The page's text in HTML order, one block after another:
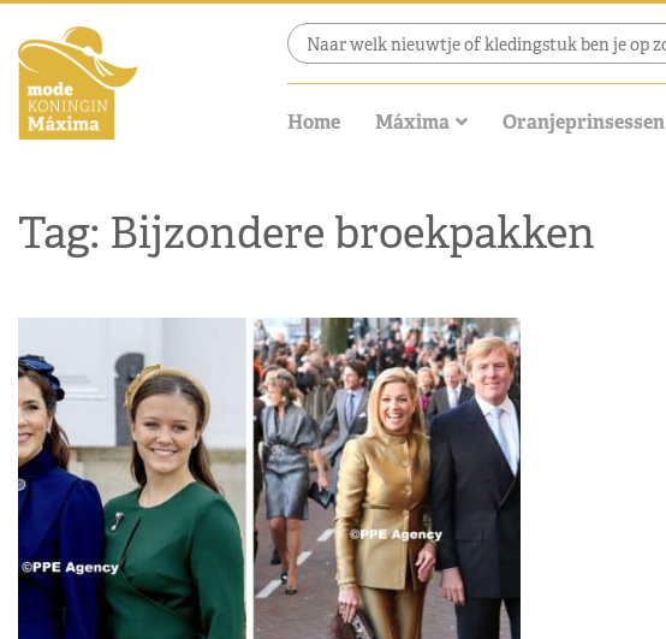
Home Máxima Oranjeprinsessen
Tag: Bijzondere broekpakken